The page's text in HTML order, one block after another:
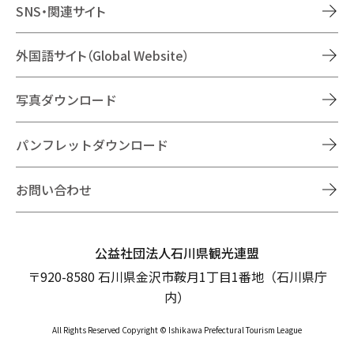
SNS・関連サイト
外国語サイト（Global Website）
写真ダウンロード
パンフレットダウンロード
お問い合わせ
公益社団法人石川県観光連盟
〒920-8580 石川県金沢市鞍月1丁目1番地（石川県庁
内）
All Rights Reserved Copyright © Ishikawa Prefectural Tourism League